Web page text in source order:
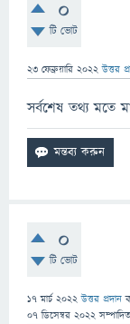
0
টি ভোট
23 ফেব্রুয়ারি 2022 উত্তর
সর্বশেষ তথ্য মতে
0
টি ভোট
17 মার্চ 2022 উত্তর প্রদান
07 ডিসেম্বর 2022 সম্পাদিত